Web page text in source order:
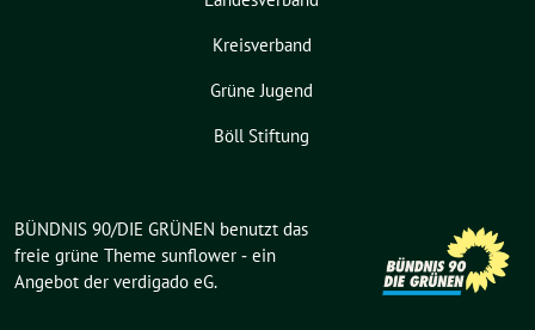
Kreisverband
Grüne Jugend
Böll Stiftung
BÜNDNIS 90/DIE GRÜNEN benutzt das
freie grüne Theme sunflower ‐ ein
Angebot der verdigado eG.